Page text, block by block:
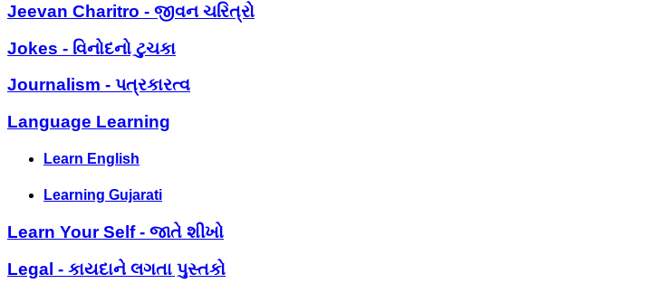
Jeevan Charitro - જીવન ચરિત્રો
Jokes - વિનોદનો ટુચકા
Journalism - પત્રકારત્વ
Language Learning
Learn English
Learning Gujarati
Learn Your Self - જાતે શીખો
Legal - કાયદાને લગતા પુસ્તકો